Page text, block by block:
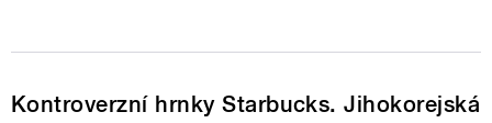
Kontroverzní hrnky Starbucks. Jihokorejská